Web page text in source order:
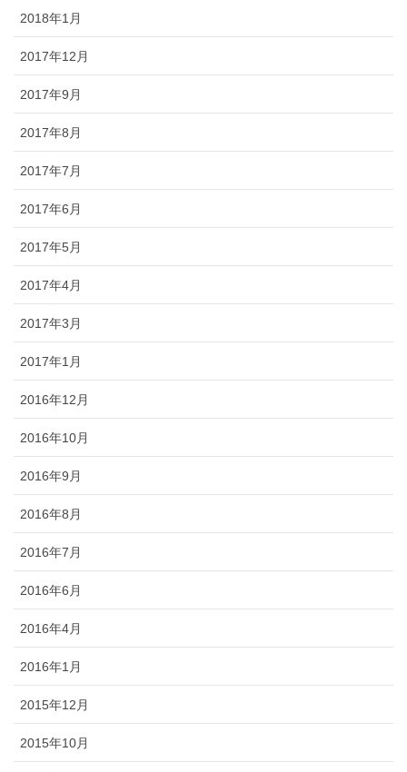
2018年1月
2017年12月
2017年9月
2017年8月
2017年7月
2017年6月
2017年5月
2017年4月
2017年3月
2017年1月
2016年12月
2016年10月
2016年9月
2016年8月
2016年7月
2016年6月
2016年4月
2016年1月
2015年12月
2015年10月